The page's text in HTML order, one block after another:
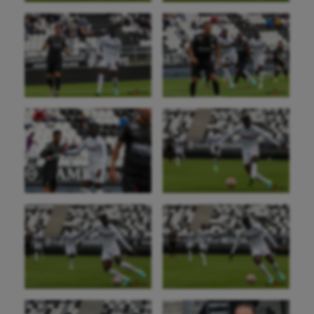
Sarbacane
Sauvetage sportif
Sport adapté
Sport handicap
Sport santé
Sport-entreprise
Sport-santé
Tir
Tir à l'arc
Triathlon
Ultimate frisbee